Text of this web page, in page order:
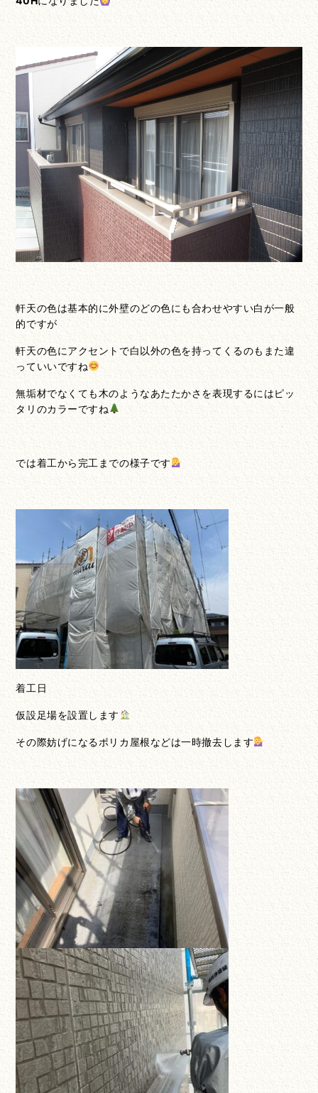
軒天の色は基本的に外壁のどの色にも合わせやすい白が一般
的ですが
軒天の色にアクセントで白以外の色を持ってくるのもまた違
っていいですね
無垢材でなくても木のようなあたたかさを表現するにはピッ
タリのカラーですね
では着工から完工までの様子です
着工日
仮設足場を設置します
その際妨げになるポリカ屋根などは一時撤去します